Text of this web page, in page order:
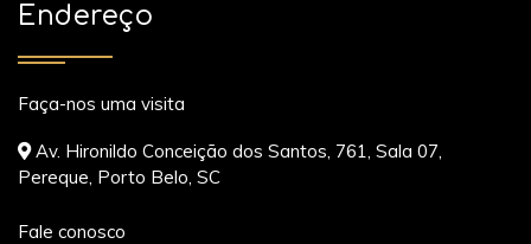
Endereço
Faça-nos uma visita
Av. Hironildo Conceição dos Santos, 761, Sala 07,
Pereque, Porto Belo, SC
Fale conosco